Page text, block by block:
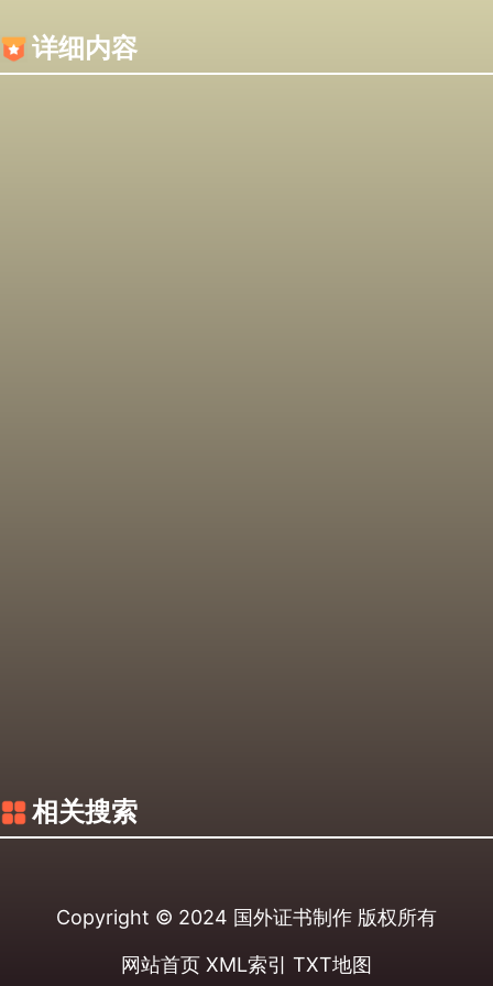
详细内容
相关搜索
Copyright © 2024 国外证书制作 版权所有
网站首页 XML索引 TXT地图